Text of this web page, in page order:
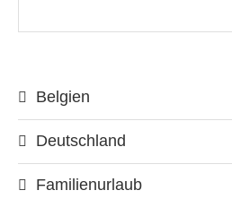
Belgien
Deutschland
Familienurlaub